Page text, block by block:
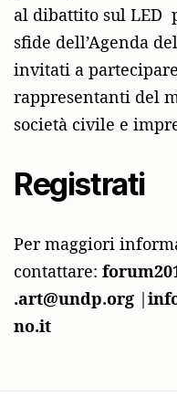
al dibattito sul LED
sfide dell’Agenda
invitati a
rappresentanti del
società civile e
Registrati
Per maggiori
contattare:
.art@undp.org |
no.it